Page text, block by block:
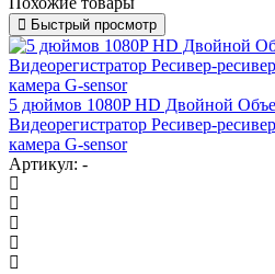
Быстрый просмотр
5 дюймов 1080P HD Двойной
Видеорегистратор Ресивер-
камера G-sensor
Артикул: -